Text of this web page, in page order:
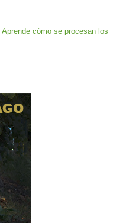
Aprende cómo se procesan los